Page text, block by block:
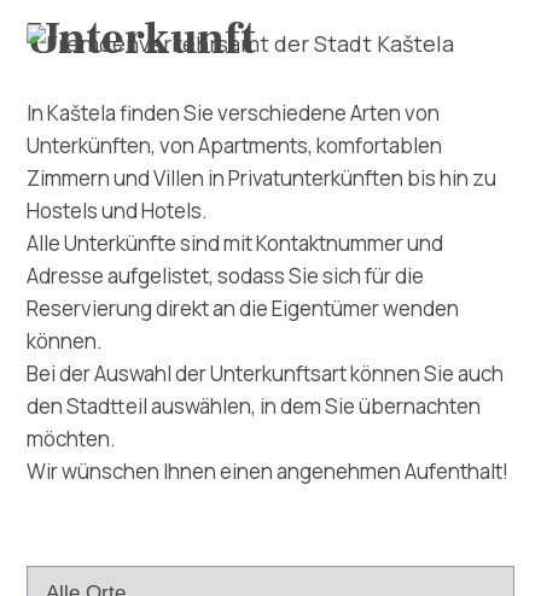
Erforsche
Destination
Was kann man machen
Info
Unterkunft
In Kaštela finden Sie verschiedene Arten von
Unterkünften, von Apartments, komfortablen
Zimmern und Villen in Privatunterkünften bis hin zu
Hostels und Hotels.
Alle Unterkünfte sind mit Kontaktnummer und
Adresse aufgelistet, sodass Sie sich für die
Reservierung direkt an die Eigentümer wenden
können.
Bei der Auswahl der Unterkunftsart können Sie auch
den Stadtteil auswählen, in dem Sie übernachten
möchten.
Wir wünschen Ihnen einen angenehmen Aufenthalt!